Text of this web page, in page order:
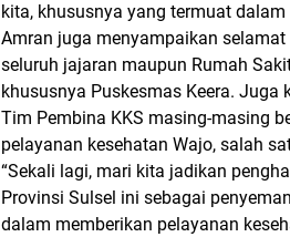
kita, khususnya yang termuat
Amran juga menyampaikan
seluruh jajaran maupun Rumah
khususnya Puskesmas Keera. Juga
Tim Pembina KKS masing-masing
pelayanan kesehatan Wajo, salah
“Sekali lagi, mari kita jadikan
Provinsi Sulsel ini sebagai
dalam memberikan pelayanan